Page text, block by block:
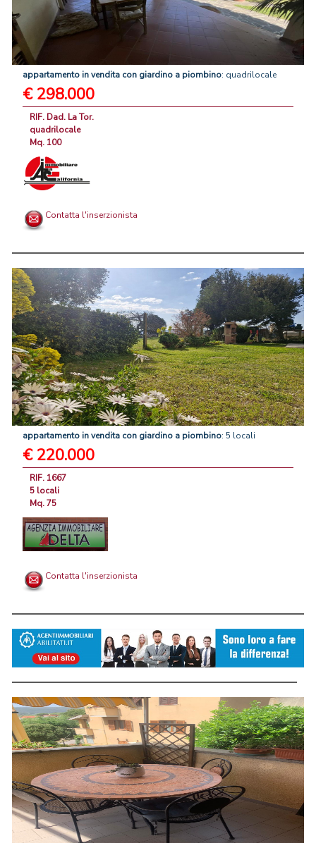
appartamento invendita con giardino a piombino: quadrilocale
€ 298.000
RIF. Dad. La Tor.
quadrilocale
Mq. 100
Contatta l'inserzionista
appartamento invendita con giardino a piombino: 5 locali
€ 220.000
RIF. 1667
5 locali
Mq. 75
Contatta l'inserzionista